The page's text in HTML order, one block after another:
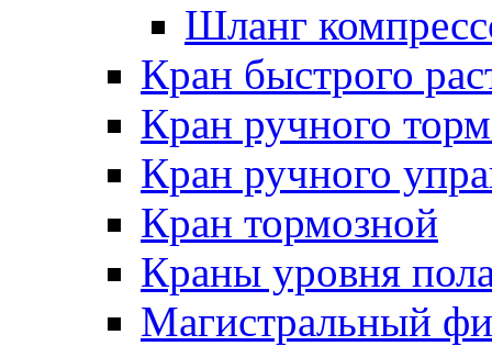
Шланг
Кран быстрого
Кран ручного
Кран ручного
Кран тормозной
Краны уровня
Магистральный